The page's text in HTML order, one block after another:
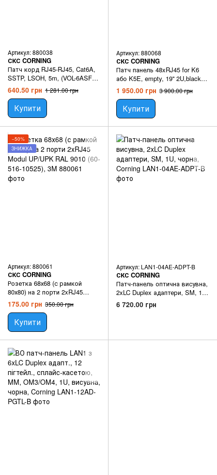
Артикул: 880038
СКС CORNING
Патч корд RJ45-RJ45, Cat6A,
SSTP, LSOH, 5m, (VOL-6ASFL-
L5), 5M
640.50 грн 1 281.00 грн
Купити
Артикул: 880068
СКС CORNING
Патч панель 48xRJ45 for K6
або K5E, empty, 19'' 2U,black
(VOLPPCBF48K)
1 950.00 грн 3 900.00 грн
Купити
−50%
ЗНИЖКА
Артикул: 880061
СКС CORNING
Розетка 68х68 (с рамкой
80х80) на 2 порти 2xRJ45
Modul UP/UPK RAL 9010 (60-
516-10525), 3M
175.00 грн 350.00 грн
Купити
Артикул: LAN1-04AE-ADPT-B
СКС CORNING
Патч-панель оптична висувна,
2xLC Duplex адаптери, SM, 1U,
чорна, Corning
6 720.00 грн